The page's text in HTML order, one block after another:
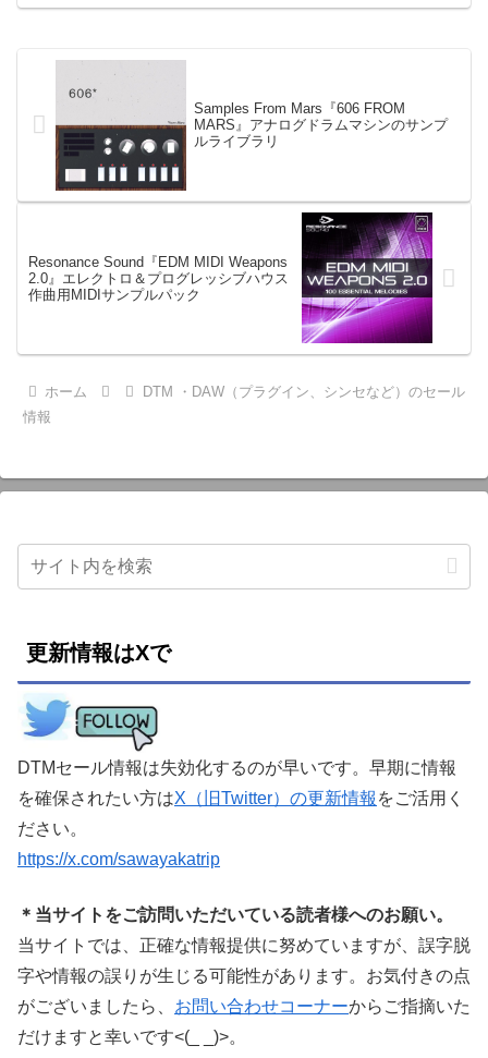
Samples From Mars『606 FROM
MARS』アナログドラムマシンのサンプ
ルライブラリ
Resonance Sound『EDM MIDI Weapons
2.0』エレクトロ＆プログレッシブハウス
作曲用MIDIサンプルパック
ホーム
DTM ・DAW（プラグイン、シンセなど）のセール
情報
更新情報はXで
DTMセール情報は失効化するのが早いです。早期に情報
を確保されたい方はX（旧Twitter）の更新情報 をご活用く
ださい。
https://x.com/sawayakatrip
＊当サイトをご訪問いただいている読者様へのお願い。
当サイトでは、正確な情報提供に努めていますが、誤字脱
字や情報の誤りが生じる可能性があります。お気付きの点
がございましたら、 お問い合わせコーナーからご指摘いた
だけますと幸いです<(_ _)>。